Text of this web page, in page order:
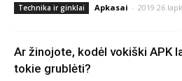
Technika ir ginklai Apkasai - 2019 26
Ar žinojote, kodėl vokiški APK
tokie grublėti?